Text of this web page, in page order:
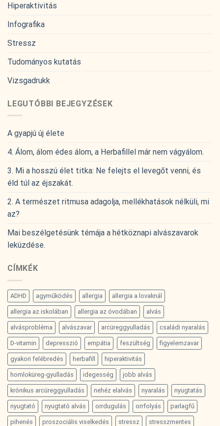
Hiperaktivitás
Infografika
Stressz
Tudományos kutatás
Vizsgadrukk
LEGUTÓBBI BEJEGYZÉSEK
A gyapjú új élete
4. Álom, álom édes álom, a Herbafillel már nem vágyálom.
3. Mi a hosszú élet titka: Ne felejts el levegőt venni, és
éld túl az éjszakát.
2. A természet ritmusa adagolja, mellékhatások nélküli, mi
az?
Mai beszélgetésünk témája a hétköznapi alvászavarok
leküzdése.
CÍMKÉK
ADHD agyműködés allergia allergia a lovaknál
allergia az iskolában allergia az óvodában alvás
alvásprobléma alvászavar arcüreggyulladás családi nyaralás
D-vitamin depresszió empátia feszültség figyelemzavar
gyakori felébredés herbafill hiperaktivitás
homloküreg-gyulladás idegesség jobb alvás
krónikus arcüreggyulladás nehéz elalvás nyaralás nyugtatás
nyugtató nyugtató alvás orrdugulás orrfolyás parlagfű
pihenés proszociális viselkedés stressz stresszmentes